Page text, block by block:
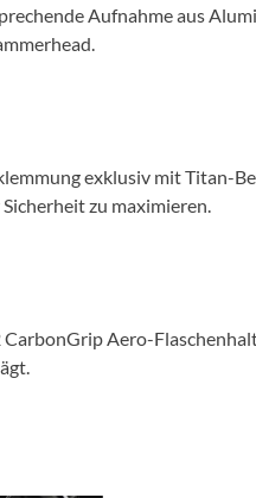
Aufnahme aus
exklusiv mit Titan-
zu maximieren.
Aero-